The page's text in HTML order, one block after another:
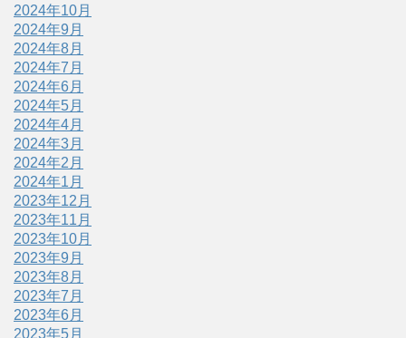
2024年10月
2024年9月
2024年8月
2024年7月
2024年6月
2024年5月
2024年4月
2024年3月
2024年2月
2024年1月
2023年12月
2023年11月
2023年10月
2023年9月
2023年8月
2023年7月
2023年6月
2023年5月